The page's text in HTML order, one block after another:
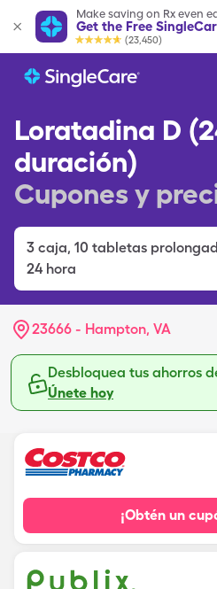
Make saving on Rx even
Get the Free
(23,450)
Loratadina D
duración)
Cupones y
3 caja, 10 tabletas
24 hora
23666 - Hampton, VA
Desbloquea tus ahorros
Únete hoy
¡Obtén un